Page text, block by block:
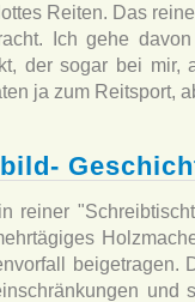
Reiten. Das
Ich gehe
der sogar bei
ja zum Reitsport,
reiner